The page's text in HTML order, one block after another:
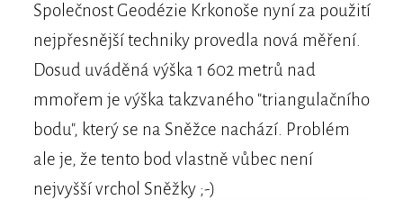
Společnost Geodézie Krkonoše nyní za použití
nejpřesnější techniky provedla nová měření.
Dosud uváděná výška 1 602 metrů nad
mmořem je výška takzvaného "triangulačního
bodu", který se na Sněžce nachází. Problém
ale je, že tento bod vlastně vůbec není
nejvyšší vrchol Sněžky ;-)